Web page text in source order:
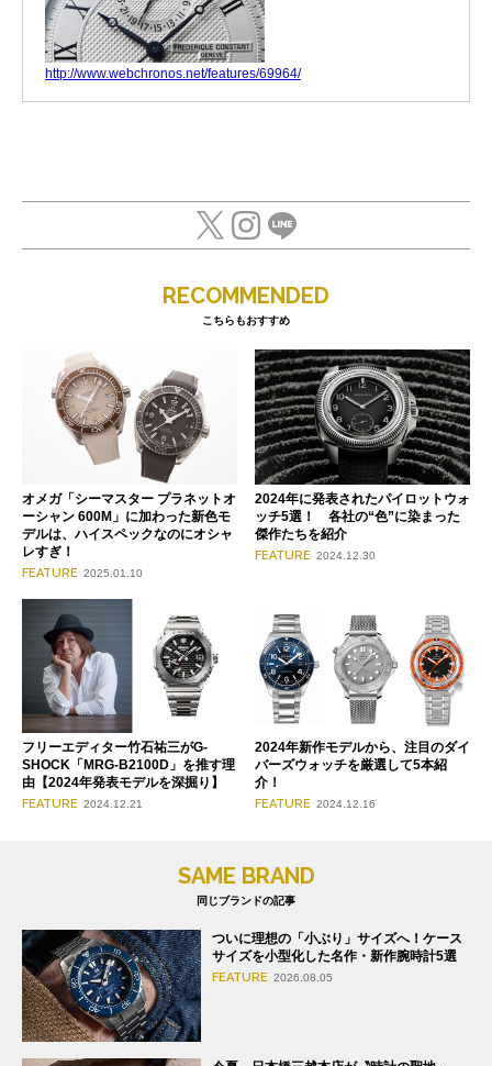
http://www.webchronos.net/features/69964/
RECOMMENDED
こちらもおすすめ
オメガ「シーマスター プラネットオ
ーシャン 600M」に加わった新色モ
デルは、ハイスペックなのにオシャ
レすぎ！
FEATURE 2025.01.10
2024年に発表されたパイロットウォ
ッチ5選！ 各社の“色”に染まった
傑作たちを紹介
FEATURE 2024.12.30
フリーエディター竹石祐三がG-
SHOCK「MRG-B2100D」を推す理
由【2024年発表モデルを深掘り】
FEATURE 2024.12.21
2024年新作モデルから、注目のダイ
バーズウォッチを厳選して5本紹
介！
FEATURE 2024.12.16
SAME BRAND
同じブランドの記事
ついに理想の「小ぶり」サイズへ！ケース
サイズを小型化した名作・新作腕時計5選
FEATURE 2026.08.05